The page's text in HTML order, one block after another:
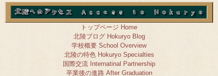
トップページ Home
北陵ブログ Hokuryo Blog
学校概要 School Overview
北陵の特色 Hokuryo Specialties
国際交流 Internatinal Partnership
卒業後の進路 After Graduation